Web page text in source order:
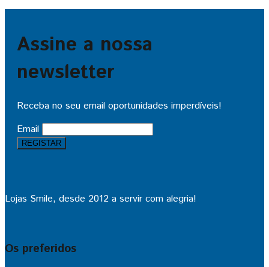
Assine a nossa
newsletter
Receba no seu email oportunidades imperdíveis!
Email
Lojas Smile, desde 2012 a servir com alegria!
Os preferidos